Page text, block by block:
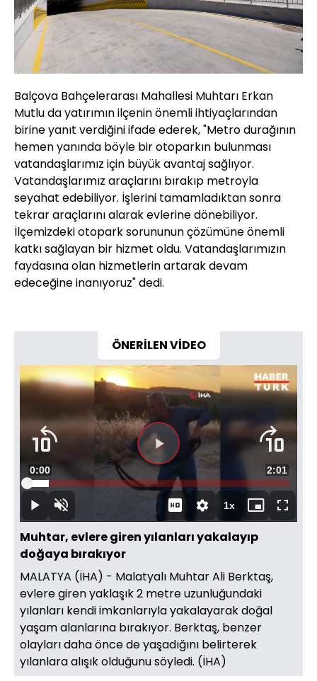
Balçova Bahçelerarası Mahallesi Muhtarı Erkan
Mutlu da yatırımın ilçenin önemli ihtiyaçlarından
birine yanıt verdiğini ifade ederek, "Metro durağının
hemen yanında böyle bir otoparkın bulunması
vatandaşlarımız için büyük avantaj sağlıyor.
Vatandaşlarımız araçlarını bırakıp metroyla
seyahat edebiliyor. İşlerini tamamladıktan sonra
tekrar araçlarını alarak evlerine dönebiliyor.
İlçemizdeki otopark sorununun çözümüne önemli
katkı sağlayan bir hizmet oldu. Vatandaşlarımızın
faydasına olan hizmetlerin artarak devam
edeceğine inanıyoruz" dedi.
ÖNERİLEN VİDEO
Videoyu
Oynat
OynatSesi
Aç
Süre
0:00 Toplam
Süre
2:01
Yüklendi:
8.22%
1xOynatma
Hızı
Mini
oynatıcı
Tam
Ekran
Muhtar, evlere giren yılanları yakalayıp
doğaya bırakıyor
MALATYA (İHA) - Malatyalı Muhtar Ali Berktaş,
evlere giren yaklaşık 2 metre uzunluğundaki
yılanları kendi imkanlarıyla yakalayarak doğal
yaşam alanlarına bırakıyor. Berktaş, benzer
olayları daha önce de yaşadığını belirterek
yılanlara alışık olduğunu söyledi. (İHA)